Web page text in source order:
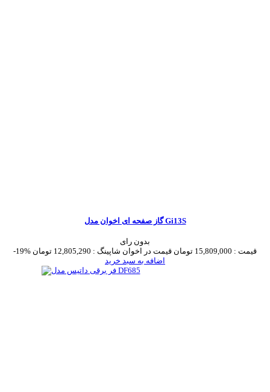
گاز صفحه ای اخوان مدل Gi13S
بدون رای
-19%
قیمت : 15,809,000 تومان قیمت در اخوان شاپینگ : 12,805,290 تومان
اضافه به سبد خرید